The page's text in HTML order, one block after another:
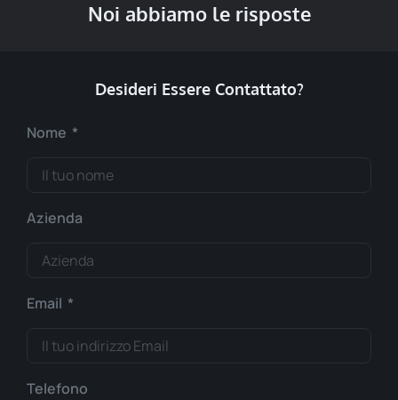
Noi abbiamo le risposte
Desideri Essere Contattato?
Nome
Azienda
Email
Telefono